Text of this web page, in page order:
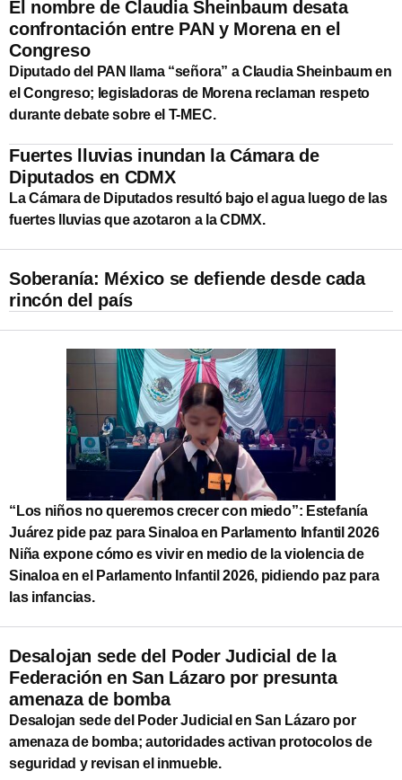
El nombre de Claudia Sheinbaum desata
confrontación entre PAN y Morena en el
Congreso
Diputado del PAN llama “señora” a Claudia Sheinbaum en
el Congreso; legisladoras de Morena reclaman respeto
durante debate sobre el T-MEC.
Fuertes lluvias inundan la Cámara de
Diputados en CDMX
La Cámara de Diputados resultó bajo el agua luego de las
fuertes lluvias que azotaron a la CDMX.
Soberanía: México se defiende desde cada
rincón del país
“Los niños no queremos crecer con miedo”: Estefanía
Juárez pide paz para Sinaloa en Parlamento Infantil 2026
Niña expone cómo es vivir en medio de la violencia de
Sinaloa en el Parlamento Infantil 2026, pidiendo paz para
las infancias.
Desalojan sede del Poder Judicial de la
Federación en San Lázaro por presunta
amenaza de bomba
Desalojan sede del Poder Judicial en San Lázaro por
amenaza de bomba; autoridades activan protocolos de
seguridad y revisan el inmueble.